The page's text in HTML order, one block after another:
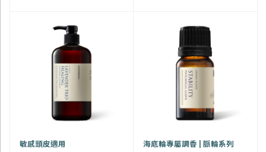
敏感頭皮適用
海底輪專屬調香 | 脈輪系列